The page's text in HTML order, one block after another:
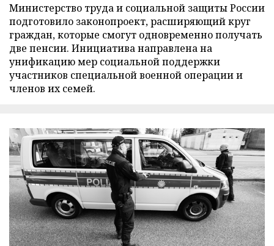
Министерство труда и социальной защиты России
подготовило законопроект, расширяющий круг
граждан, которые смогут одновременно получать
две пенсии. Инициатива направлена на
унификацию мер социальной поддержки
участников специальной военной операции и
членов их семей.